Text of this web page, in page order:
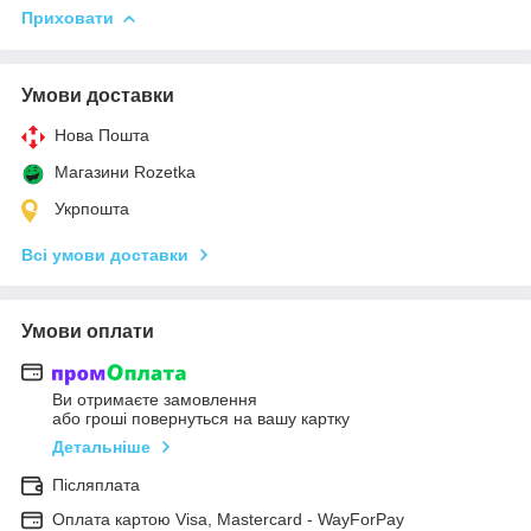
Приховати
Умови доставки
Нова Пошта
Магазини Rozetka
Укрпошта
Всі умови доставки
Умови оплати
Ви отримаєте замовлення
або гроші повернуться на вашу картку
Детальніше
Післяплата
Оплата картою Visa, Mastercard - WayForPay